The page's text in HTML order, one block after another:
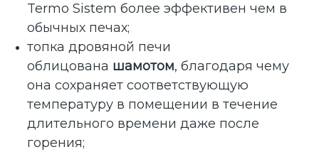
Termo Sistem более эффективен чем в
обычных печах;
топка дровяной печи
облицована шамотом, благодаря чему
она сохраняет соответствующую
температуру в помещении в течение
длительного времени даже после
горения;